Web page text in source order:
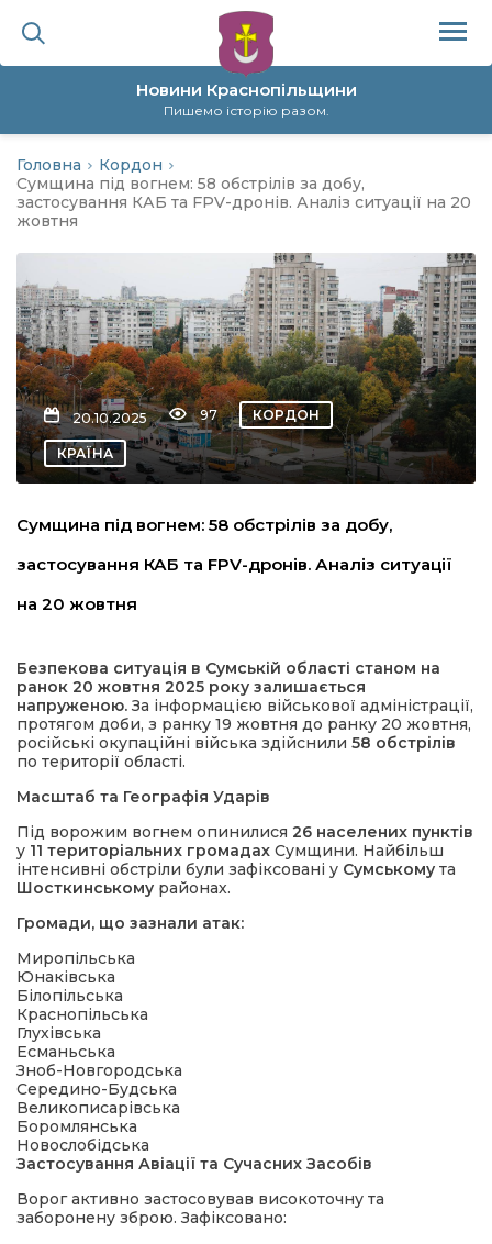
Новини Краснопільщини
Пишемо історію разом.
політика
Головна
Кордон
Сумщина під вогнем: 58 обстрілів за добу,
застосування КАБ та FPV-дронів. Аналіз ситуації на 20
жовтня
20.10.2025 97 КОРДОН
КРАЇНА
Сумщина під вогнем: 58 обстрілів за добу,
застосування КАБ та FPV-дронів. Аналіз ситуації
на 20 жовтня
Безпекова ситуація в Сумській області станом на
ранок 20 жовтня 2025 року залишається
напруженою. За інформацією військової адміністрації,
протягом доби, з ранку 19 жовтня до ранку 20 жовтня,
російські окупаційні війська здійснили 58 обстрілів
по території області.
Масштаб та Географія Ударів
Під ворожим вогнем опинилися 26 населених пунктів
у 11 територіальних громадах Сумщини. Найбільш
інтенсивні обстріли були зафіксовані у Сумському та
Шосткинському районах.
Громади, що зазнали атак:
Миропільська
Юнаківська
Білопільська
Краснопільська
Глухівська
Есманьська
Зноб-Новгородська
Середино-Будська
Великописарівська
Боромлянська
Новослобідська
Застосування Авіації та Сучасних Засобів
Ворог активно застосовував високоточну та
заборонену зброю. Зафіксовано: